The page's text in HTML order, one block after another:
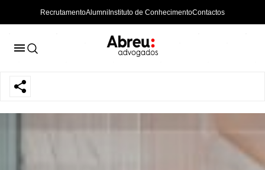
RecrutamentoAlumni Instituto de ConhecimentoContactos